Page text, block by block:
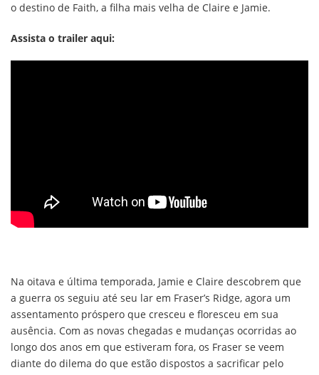
o destino de Faith, a filha mais velha de Claire e Jamie.
Assista o trailer aqui:
Na oitava e última temporada, Jamie e Claire descobrem que
a guerra os seguiu até seu lar em Fraser’s Ridge, agora um
assentamento próspero que cresceu e floresceu em sua
ausência. Com as novas chegadas e mudanças ocorridas ao
longo dos anos em que estiveram fora, os Fraser se veem
diante do dilema do que estão dispostos a sacrificar pelo